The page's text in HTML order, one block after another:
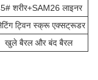
शरीर+SAM26 लाइनर
ट्विन स्क्रू एक्सट्रूडर
खुले बैरल और बंद बैरल